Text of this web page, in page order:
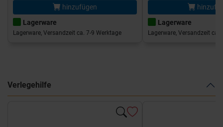
hinzufügen
Lagerware
Lagerware, Versandzeit ca. 7-9 Werktage
Lagerware
Lagerware, Versandzeit ca.
Verlegehilfe